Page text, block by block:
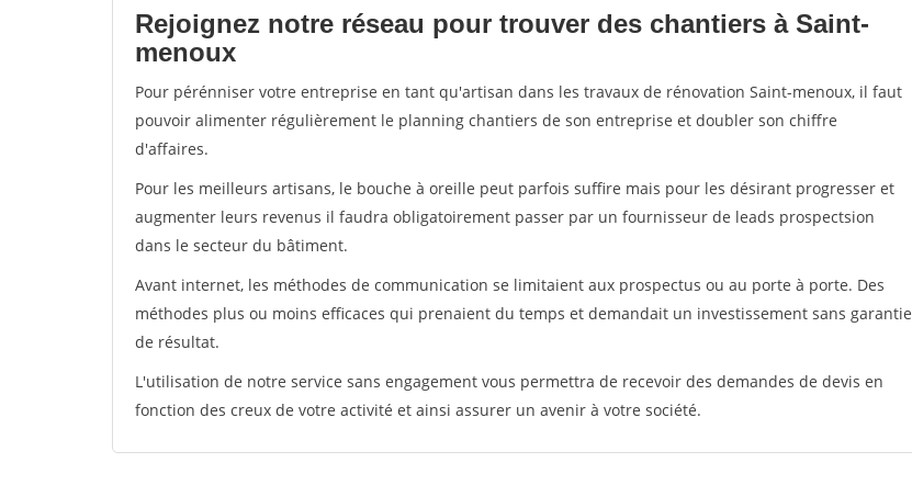
Rejoignez notre réseau pour trouver des chantiers à Saint-
menoux
Pour pérénniser votre entreprise en tant qu'artisan dans les travaux de rénovation Saint-menoux, il faut
pouvoir alimenter régulièrement le planning chantiers de son entreprise et doubler son chiffre
d'affaires.
Pour les meilleurs artisans, le bouche à oreille peut parfois suffire mais pour les désirant progresser et
augmenter leurs revenus il faudra obligatoirement passer par un fournisseur de leads prospectsion
dans le secteur du bâtiment.
Avant internet, les méthodes de communication se limitaient aux prospectus ou au porte à porte. Des
méthodes plus ou moins efficaces qui prenaient du temps et demandait un investissement sans garantie
de résultat.
L'utilisation de notre service sans engagement vous permettra de recevoir des demandes de devis en
fonction des creux de votre activité et ainsi assurer un avenir à votre société.